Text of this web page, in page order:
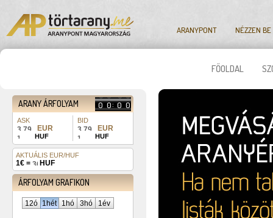
NÉZZEN
ARANYPONT
FŐOLDAL
ARANY ÁRFOLYAM
5
0
1
9
0
1
:
5
0
1
9
0
1
ASK
3
7
EUR
1 384
574,
HUF
BID
3
7
EUR
1 383
295,
HUF
AKTUÁLIS EUR/HUF
1€ = 364HUF Y-values
ÁRFOLYAM GRAFIKON
12ó 1hét 1hó 3hó 1év